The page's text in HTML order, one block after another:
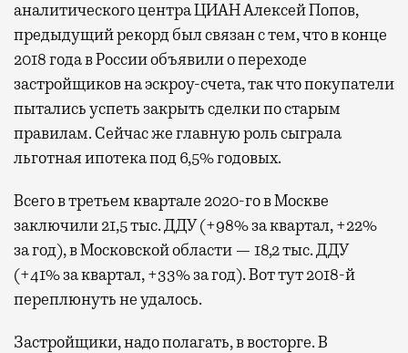
аналитического центра ЦИАН Алексей Попов,
предыдущий рекорд был связан с тем, что в конце
2018 года в России объявили о переходе
застройщиков на эскроу-счета, так что покупатели
пытались успеть закрыть сделки по старым
правилам. Сейчас же главную роль сыграла
льготная ипотека под 6,5% годовых.
Всего в третьем квартале 2020-го в Москве
заключили 21,5 тыс. ДДУ (+98% за квартал, +22%
за год), в Московской области — 18,2 тыс. ДДУ
(+41% за квартал, +33% за год). Вот тут 2018-й
переплюнуть не удалось.
Застройщики, надо полагать, в восторге. В